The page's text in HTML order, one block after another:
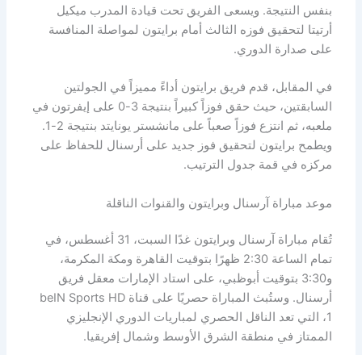
بنفس النتيجة. ويسعى الفريق تحت قيادة المدرب ميكيل
أرتيتا لتحقيق فوزه الثالث أمام برايتون لمواصلة المنافسة
على صدارة الدوري.
في المقابل، قدم فريق برايتون أداءً مميزاً في الجولتين
السابقتين، حيث حقق فوزاً كبيراً بنتيجة 3-0 على إيفرتون في
ملعبه، ثم انتزع فوزاً صعباً على مانشستر يونايتد بنتيجة 2-1.
ويطمح برايتون لتحقيق فوز جديد على أرسنال للحفاظ على
مركزه في قمة جدول الترتيب.
موعد مباراة آرسنال وبرايتون والقنوات الناقلة
تُقام مباراة آرسنال وبرايتون غدًا السبت، 31 أغسطس، في
تمام الساعة 2:30 ظهرًا بتوقيت القاهرة ومكة المكرمة،
و3:30 بتوقيت أبوظبي، على استاد الإمارات معقل فريق
أرسنال. وستُبث المباراة حصريًا على قناة beIN Sports HD
1، التي تعد الناقل الحصري لمباريات الدوري الإنجليزي
الممتاز في منطقة الشرق الأوسط وشمال إفريقيا.